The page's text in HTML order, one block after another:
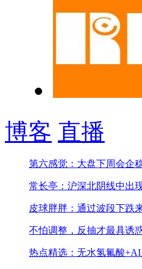
博客 直播
第六感觉：大盘下周会企
常长亭：沪深北阴线中出
皮球胖胖：通过波段下跌
不怕调整，反抽才最具诱
热点精选：无水氢氟酸